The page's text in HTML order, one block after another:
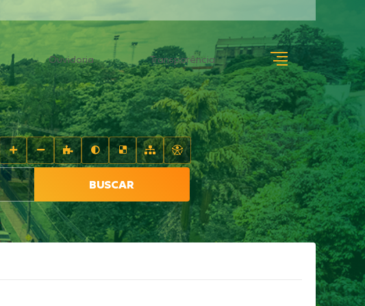
Ouvidoria Transparência
BUSCAR